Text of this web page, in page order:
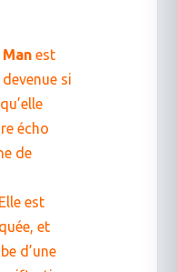
est
si
écho
de
est
et
d’une